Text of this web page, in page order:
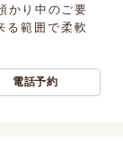
かり中のご要
る範囲で柔軟
電話予約